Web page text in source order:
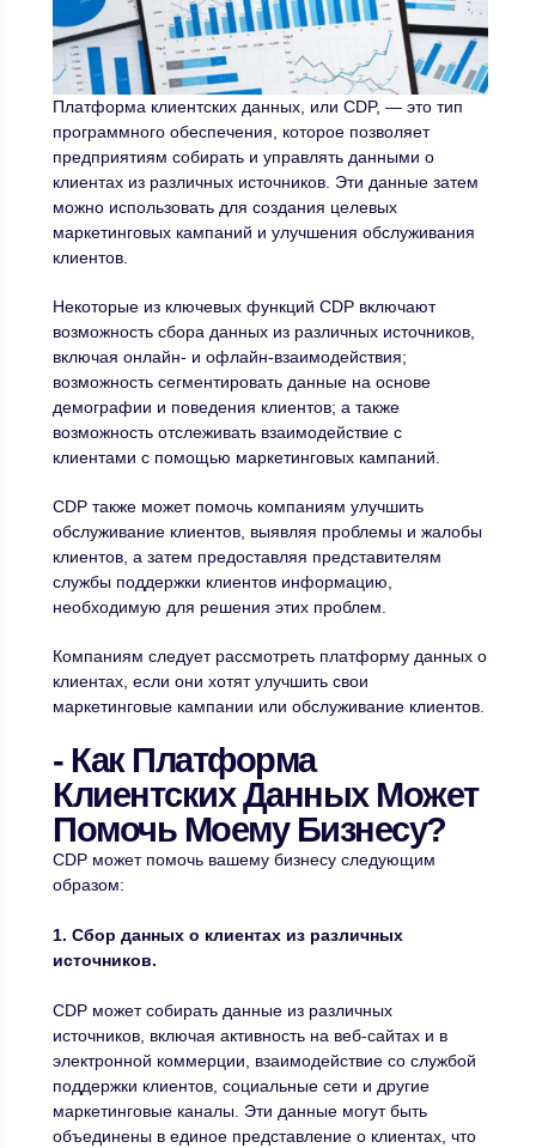
Платформа клиентских данных, или CDP, — это тип
программного обеспечения, которое позволяет
предприятиям собирать и управлять данными о
клиентах из различных источников. Эти данные затем
можно использовать для создания целевых
маркетинговых кампаний и улучшения обслуживания
клиентов.
Некоторые из ключевых функций CDP включают
возможность сбора данных из различных источников,
включая онлайн- и офлайн-взаимодействия;
возможность сегментировать данные на основе
демографии и поведения клиентов; а также
возможность отслеживать взаимодействие с
клиентами с помощью маркетинговых кампаний.
CDP также может помочь компаниям улучшить
обслуживание клиентов, выявляя проблемы и жалобы
клиентов, а затем предоставляя представителям
службы поддержки клиентов информацию,
необходимую для решения этих проблем.
Компаниям следует рассмотреть платформу данных о
клиентах, если они хотят улучшить свои
маркетинговые кампании или обслуживание клиентов.
- Как Платформа
Клиентских Данных Может
Помочь Моему Бизнесу?
CDP может помочь вашему бизнесу следующим
образом:
1. Сбор данных о клиентах из различных
источников.
CDP может собирать данные из различных
источников, включая активность на веб-сайтах и в
электронной коммерции, взаимодействие со службой
поддержки клиентов, социальные сети и другие
маркетинговые каналы. Эти данные могут быть
объединены в единое представление о клиентах, что